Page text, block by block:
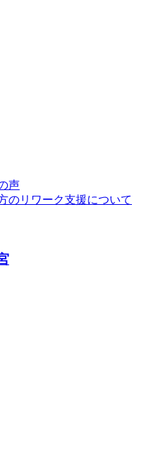
声
のリワーク支援について